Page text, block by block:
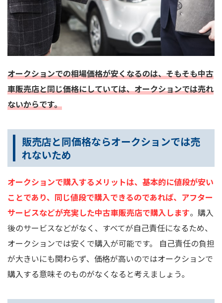
オークションでの相場価格が安くなるのは、そもそも中古
車販売店と同じ価格にしていては、オークションでは売れ
ないからです。
販売店と同価格ならオークションでは売
れないため
オークションで購入するメリットは、基本的に値段が安い
ことであり、同じ値段で購入できるのであれば、アフター
サービスなどが充実した中古車販売店で購入します。購入
後のサービスなどがなく、すべてが自己責任になるため、
オークションでは安くで購入が可能です。 自己責任の負担
が大きいにも関わらず、価格が高いのではオークションで
購入する意味そのものがなくなると考えましょう。